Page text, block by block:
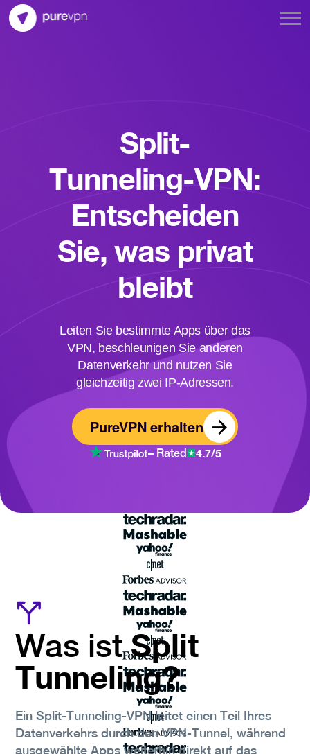
Split-
Tunneling-VPN:
Entscheiden
Sie, was privat
bleibt
Leiten Sie bestimmte Apps über das
VPN, beschleunigen Sie anderen
Datenverkehr und nutzen Sie
gleichzeitig zwei IP-Adressen.
PureVPN erhalten
– Rated 4.7/5
Was istSplit
Tunneling?
Ein Split-Tunneling-VPN leitet einen Teil Ihres
Datenverkehrs durch den VPN-Tunnel, während
ausgewählte Apps weiterhin direkt auf das